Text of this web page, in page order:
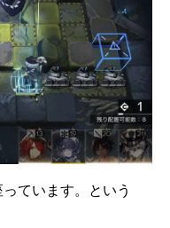
ています。という